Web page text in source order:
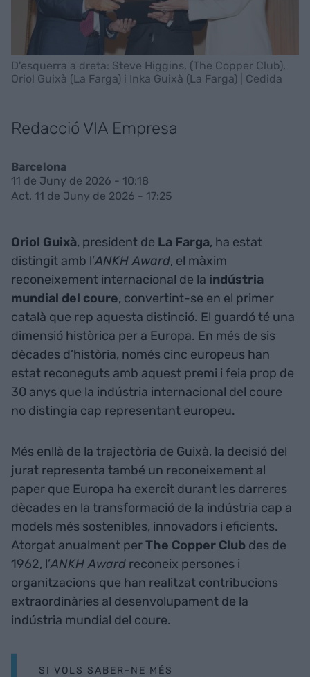
D'esquerra a dreta: Steve Higgins, (The Copper Club),
Oriol Guixà (La Farga) i Inka Guixà (La Farga) | Cedida
Redacció VIA Empresa
Barcelona
11 de Juny de 2026 - 10:18
Act. 11 de Juny de 2026 - 17:25
Oriol Guixà, president de La Farga, ha estat
distingit amb l’ANKH Award, el màxim
reconeixement internacional de la indústria
mundial del coure, convertint-se en el primer
català que rep aquesta distinció. El guardó té una
dimensió històrica per a Europa. En més de sis
dècades d’història, només cinc europeus han
estat reconeguts amb aquest premi i feia prop de
30 anys que la indústria internacional del coure
no distingia cap representant europeu.
Més enllà de la trajectòria de Guixà, la decisió del
jurat representa també un reconeixement al
paper que Europa ha exercit durant les darreres
dècades en la transformació de la indústria cap a
models més sostenibles, innovadors i eficients.
Atorgat anualment perThe Copper Club des de
1962, l’ANKH Award reconeix persones i
organitzacions que han realitzat contribucions
extraordinàries al desenvolupament de la
indústria mundial del coure.
SI VOLS SABER-NE MÉS